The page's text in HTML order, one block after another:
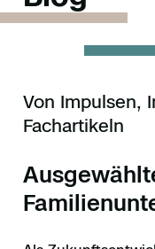
Von Impulsen,
Fachartikeln